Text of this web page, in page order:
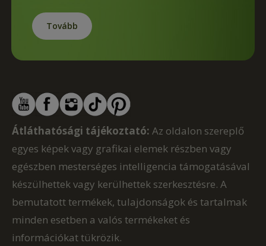
Tovább
Átláthatósági tájékoztató: Az oldalon szereplő
egyes képek vagy grafikai elemek részben vagy
egészben mesterséges intelligencia támogatásával
készülhettek vagy kerülhettek szerkesztésre. A
bemutatott termékek, tulajdonságok és tartalmak
minden esetben a valós termékeket és
információkat tükrözik.